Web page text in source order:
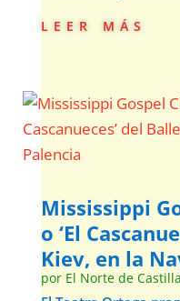
leer más
Mississippi
o ‘El
Kiev, en la
por El Norte de Castilla